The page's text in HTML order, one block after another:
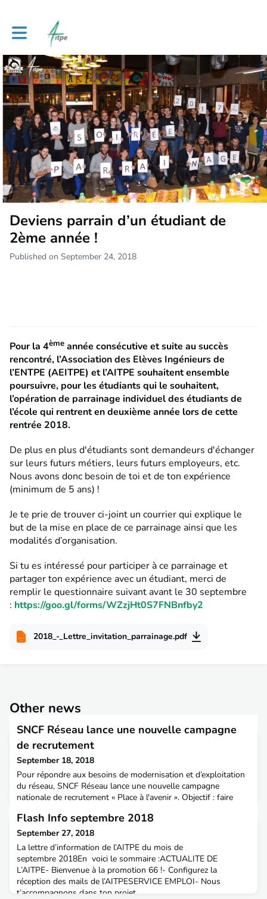
Toggle main navigation
Deviens parrain d’un étudiant de
2ème année !
Published on September 24, 2018
Pour la 4ème année consécutive et suite au succès
rencontré, l’Association des Elèves Ingénieurs de
l’ENTPE (AEITPE) et l’AITPE souhaitent ensemble
poursuivre, pour les étudiants qui le souhaitent,
l’opération de parrainage individuel des étudiants de
l’école qui rentrent en deuxième année lors de cette
rentrée 2018.
De plus en plus d'étudiants sont demandeurs d'échanger
sur leurs futurs métiers, leurs futurs employeurs, etc.
Nous avons donc besoin de toi et de ton expérience
(minimum de 5 ans) !
Je te prie de trouver ci-joint un courrier qui explique le
but de la mise en place de ce parrainage ainsi que les
modalités d’organisation.
Si tu es intéressé pour participer à ce parrainage et
partager ton expérience avec un étudiant, merci de
remplir le questionnaire suivant avant le 30 septembre
: https://goo.gl/forms/WZzjHt0S7FNBnfby2
2018_-_Lettre_invitation_parrainage.pdf
Other news
SNCF Réseau lance une nouvelle campagne
de recrutement
September 18, 2018
Pour répondre aux besoins de modernisation et d’exploitation
du réseau, SNCF Réseau lance une nouvelle campagne
nationale de recrutement « Place à l'avenir ». Objectif : faire
valoriser les multiples opportunités de carrière
proposées.Gestionnaire d’un des plus grands réseaux
ferroviaires d’Europe, SNCF Réseau recherche ses futurs
technicie
Flash Info septembre 2018
September 27, 2018
La lettre d’information de l’AITPE du mois de
septembre 2018En voici le sommaire :ACTUALITE DE
L’AITPE- Bienvenue à la promotion 66 !- Configurez la
réception des mails de l’AITPESERVICE EMPLOI- Nous
t’accompagnons dans ton projet